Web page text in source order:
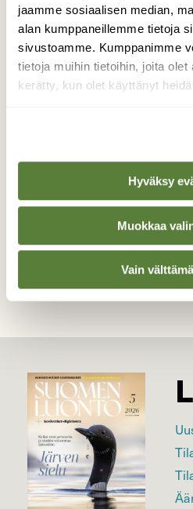
jaamme sosiaalisen median,
alan kumppaneillemme tietoja
sivustoamme. Kumppanimme
tietoja muihin tietoihin, joita olet
kerätty, kun olet käyttänyt
Hyväksy
Muokkaa
Vain
Luonnon
ruohikolla öisen
Kuvaaja:
Kilpailun